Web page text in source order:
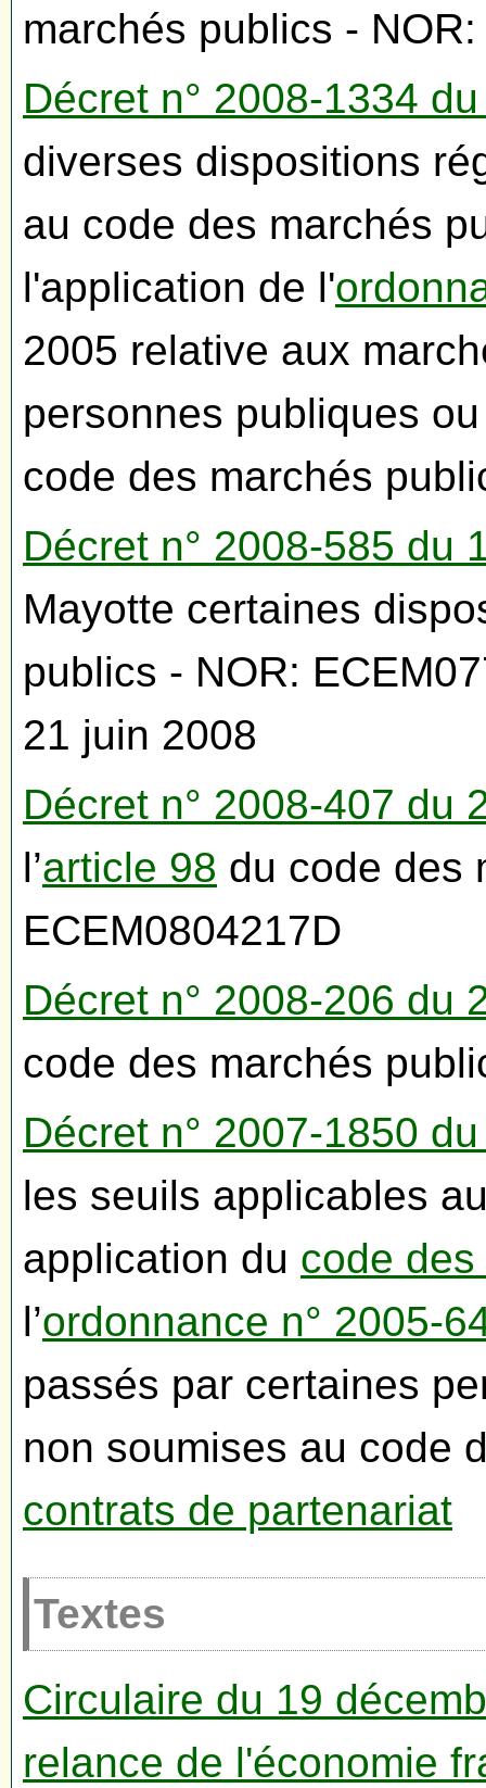
marchés publics -
Décret n° 2008-1334
diverses dispositions
au code des marchés
l'application de l'
2005 relative aux
personnes publiques
code des marchés
Décret n° 2008-585 du
Mayotte certaines
publics - NOR:
21 juin 2008
Décret n° 2008-407 du
l’article 98 du code des
ECEM0804217D
Décret n° 2008-206 du
code des marchés
Décret n° 2007-1850
les seuils applicables
application du code
l’ordonnance n° 2005-
passés par certaines
non soumises au code
contrats de partenariat
Textes
Circulaire du 19
relance de l'économie